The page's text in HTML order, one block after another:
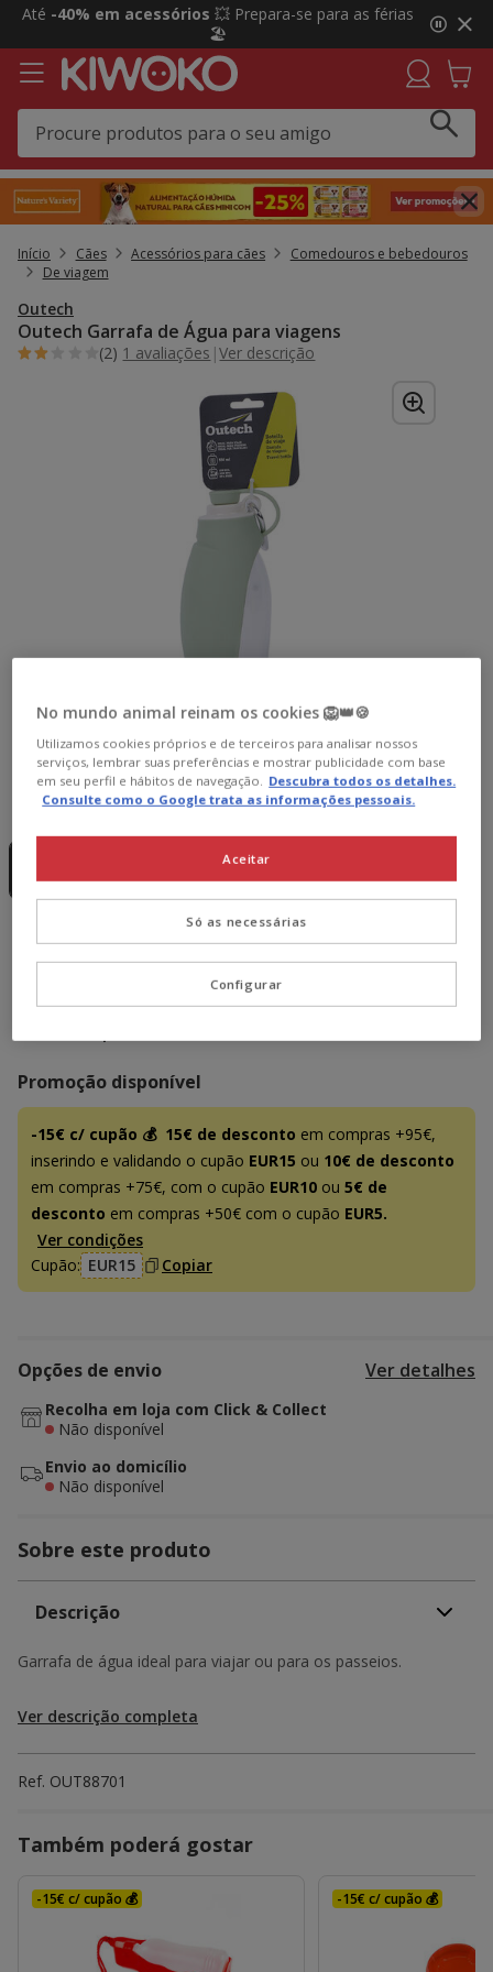
2
3,
mensagem,
Até -40% em acessórios 💥 Prepara-se para as férias
🏖️
Início Cães Acessórios para cães
Comedouros e bebedouros
De viagem
Outech
Outech Garrafa de Água para viagens
(2) 1 avaliações |Ver descrição
Capacidad:550 ml
Sem Stock
9.99€
Promoção disponível
-15€ c/ cupão 💰 15€ de desconto em compras +95€,
inserindo e validando o cupão EUR15 ou 10€ de desconto
em compras +75€, com o cupão EUR10 ou 5€ de
desconto em compras +50€ com o cupão EUR5.
Ver condições
Cupão: EUR15 Copiar
Preço 9.99€
9.99€
Temporariamente sem stock
Opções de envio Ver detalhes
Recolha em loja com Click & Collect
Não disponível
Envio ao domicílio
Não disponível
Sobre este produto
Descrição
Garrafa de água ideal para viajar ou para os passeios.
Ver descrição completa
Ref. OUT88701
Também poderá gostar
-15€ c/ cupão 💰 -15€ c/ cupão 💰
No mundo animal reinam os cookies 🦁👑🍪
Utilizamos cookies próprios e de terceiros para analisar nossos
serviços, lembrar suas preferências e mostrar publicidade com base
em seu perfil e hábitos de navegação. Descubra todos os detalhes.
Consulte como o Google trata as informações pessoais.
Só as necessárias
Aceitar
Configurar